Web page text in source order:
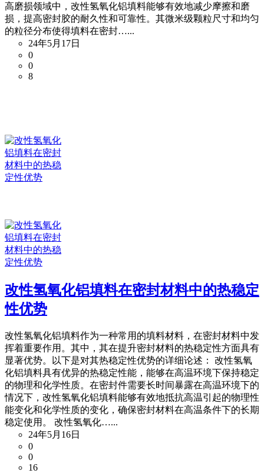
高磨损领域中，改性氢氧化铝填料能够有效地减少摩擦和磨
损，提高密封胶的耐久性和可靠性。其微米级颗粒尺寸和均匀
的粒径分布使得填料在密封…...
24年5月17日
0
0
8
改性氢氧化铝填料在密封材料中的热稳定
性优势
改性氢氧化铝填料作为一种常用的填料材料，在密封材料中发
挥着重要作用。其中，其在提升密封材料的热稳定性方面具有
显著优势。以下是对其热稳定性优势的详细论述： 改性氢氧
化铝填料具有优异的热稳定性能，能够在高温环境下保持稳定
的物理和化学性质。在密封件需要长时间暴露在高温环境下的
情况下，改性氢氧化铝填料能够有效地抵抗高温引起的物理性
能变化和化学性质的变化，确保密封材料在高温条件下的长期
稳定使用。 改性氢氧化…...
24年5月16日
0
0
16